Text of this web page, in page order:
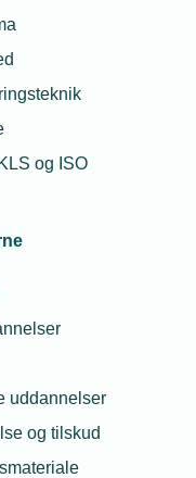
og ISO
uddannelser
og tilskud
er afholdt